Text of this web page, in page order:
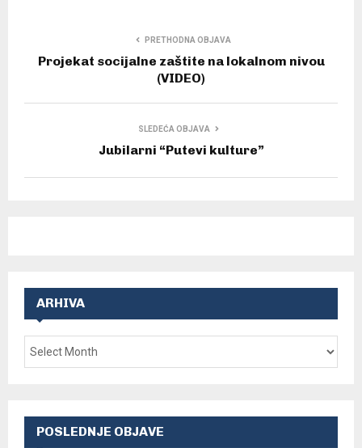
PRETHODNA OBJAVA
Projekat socijalne zaštite na lokalnom nivou
(VIDEO)
SLEDEĆA OBJAVA
Jubilarni “Putevi kulture”
ARHIVA
POSLEDNJE OBJAVE